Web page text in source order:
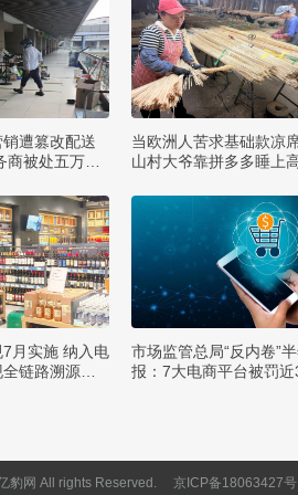
遭篡改配送
被处五万罚
当欧洲人苦求基础款凉
山村大爷靠拼多多睡上高
月实施 纳入电
链路溯源监
市场监管总局“反内卷”
报：7大电商平台被罚近
豹网 All rights Reserved. 京ICP备18063427号